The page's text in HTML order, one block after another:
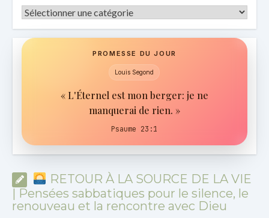
Catégories
PROMESSE DU JOUR
Louis Segond
« L'Éternel est mon berger: je ne
manquerai de rien. »
Psaume 23:1
RETOUR À LA SOURCE DE LA VIE
| Pensées sabbatiques pour le silence, le
renouveau et la rencontre avec Dieu